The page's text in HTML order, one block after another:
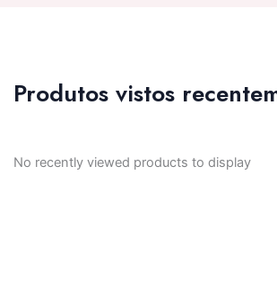
Produtos vistos
No recently viewed products to display